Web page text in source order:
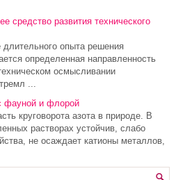
средство развития технического
опыта решения
определенная направленность
осмысливании
...
фауной и флорой
круговорота азота в природе. В
растворах устойчив, слабо
не осаждает катионы металлов,